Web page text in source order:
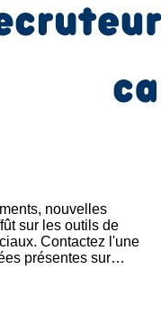
nouvelles
sur les outils de
Contactez l'une
présentes sur…